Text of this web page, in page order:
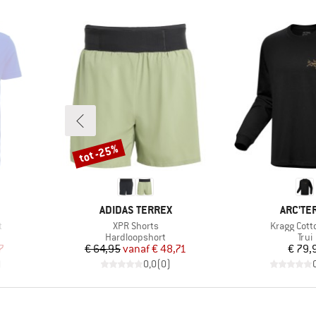
prijs
MERK
ADIDAS TERREX
Artikel
XPR Shorts
Productgroep
Hardloopshort
Prijs
€ 64,95 Verlaagde prijs
vanaf€ 48,71
0,0(0)
Korting
tot -25%
MERK
Artikel
Kragg
Trui
€